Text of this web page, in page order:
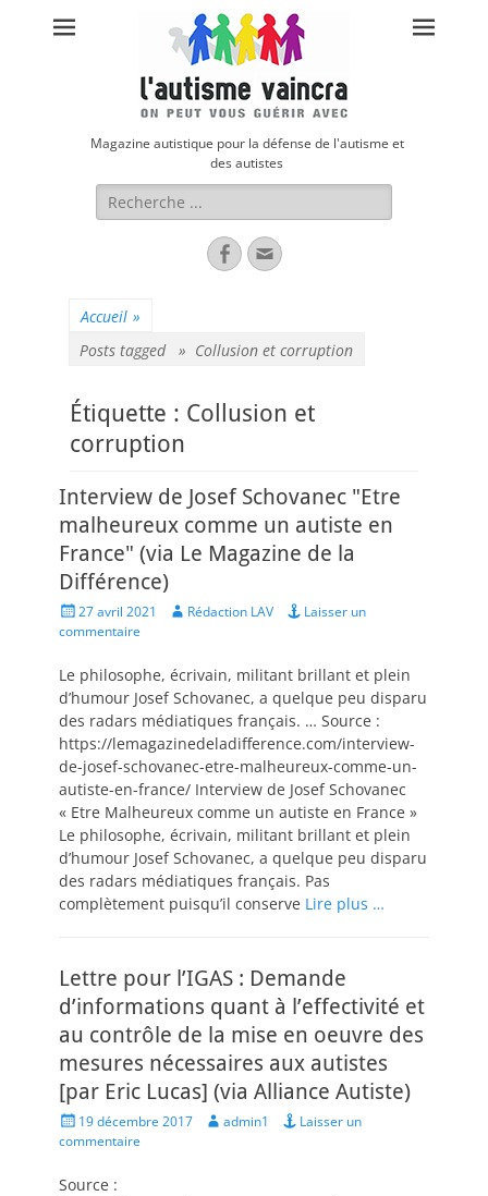
Magazine autistique pour la défense de l'autisme et
des autistes
Rechercher :
FacebookAdresse
de
Accueil »
Posts tagged » Collusion et corruption
Étiquette : Collusion et
corruption
Interview de Josef Schovanec "Etre
malheureux comme un autiste en
France" (via Le Magazine de la
Différence)
Posted
on
27 avril 2021 AuthorRédaction LAV
Laisser un
commentaire
Le philosophe, écrivain, militant brillant et plein
d’humour Josef Schovanec, a quelque peu disparu
des radars médiatiques français. … Source :
https://lemagazinedeladifference.com/interview-
de-josef-schovanec-etre-malheureux-comme-un-
autiste-en-france/ Interview de Josef Schovanec
« Etre Malheureux comme un autiste en France »
Le philosophe, écrivain, militant brillant et plein
d’humour Josef Schovanec, a quelque peu disparu
des radars médiatiques français. Pas
complètement puisqu’il conserve Lire plus …
Lettre pour l’IGAS : Demande
d’informations quant à l’effectivité et
au contrôle de la mise en oeuvre des
mesures nécessaires aux autistes
[par Eric Lucas] (via Alliance Autiste)
Posted
on
19 décembre 2017 Author
admin1
Laisser un
commentaire
Source :